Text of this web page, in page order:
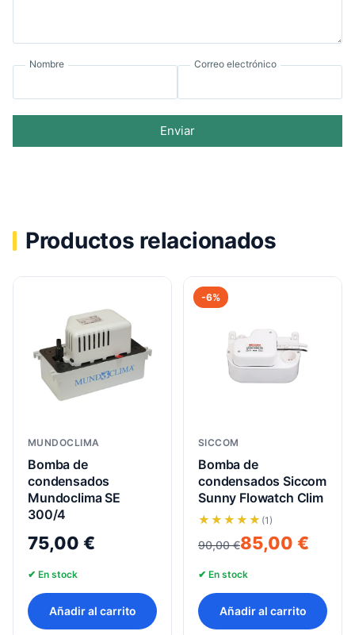
Nombre Correo electrónico
Enviar
Productos relacionados
MUNDOCLIMA
Bomba de
condensados
Mundoclima SE
300/4
75,00 €
✔ En stock
Añadir al carrito
-6%
SICCOM
Bomba de
condensados Siccom
Sunny Flowatch Clim
(1)
90,00€
El
original
era:
90,00 €.
85,00 €
El
actual
es:
85,00 €.
✔ En stock
Añadir al carrito